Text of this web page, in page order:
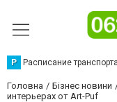
Р Расписание транспорта
Головна Бізнес новини
интерьерах от Art-Puf